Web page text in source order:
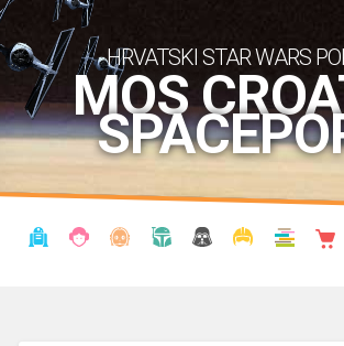
HRVATSKI STAR WARS
MOS